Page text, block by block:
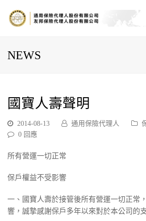
NEWS
國寶人壽聲明
2014-08-13 通用保險代理人
0 回應
所有營運一切正常
保戶權益不受影響
一、國寶人壽於接管後所有營運一切正常
響，誠摯感謝保戶多年以來對於本公司的